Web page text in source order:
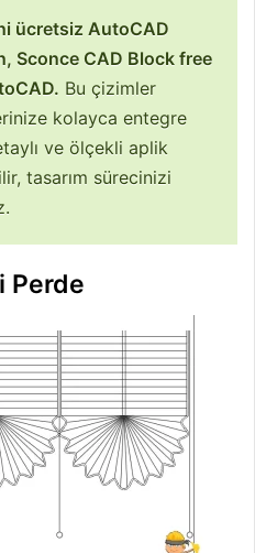
ücretsiz AutoCAD
Sconce CAD Block free
Bu çizimler
kolayca entegre
ve ölçekli aplik
tasarım sürecinizi
Perde